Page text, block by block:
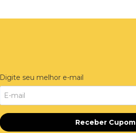
Digite seu melhor e-mail
Receber Cupom